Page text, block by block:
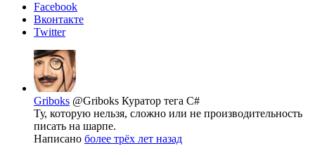
Facebook
Вконтакте
Twitter
Griboks @Griboks Куратор тега C#
Ту, которую нельзя, сложно или не производительность
писать на шарпе.
Написано более трёх лет назад